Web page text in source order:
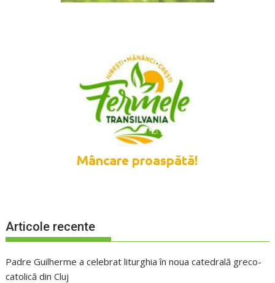
Articole recente
Padre Guilherme a celebrat liturghia în noua catedrală greco-
catolică din Cluj